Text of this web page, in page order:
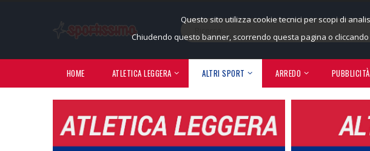
Questo sito utilizza cookie tecnici per scopi di
Chiudendo questo banner, scorrendo questa pagina o
HOME ATLETICA LEGGERA ALTRI SPORT ARREDO PUBBLICITÀ